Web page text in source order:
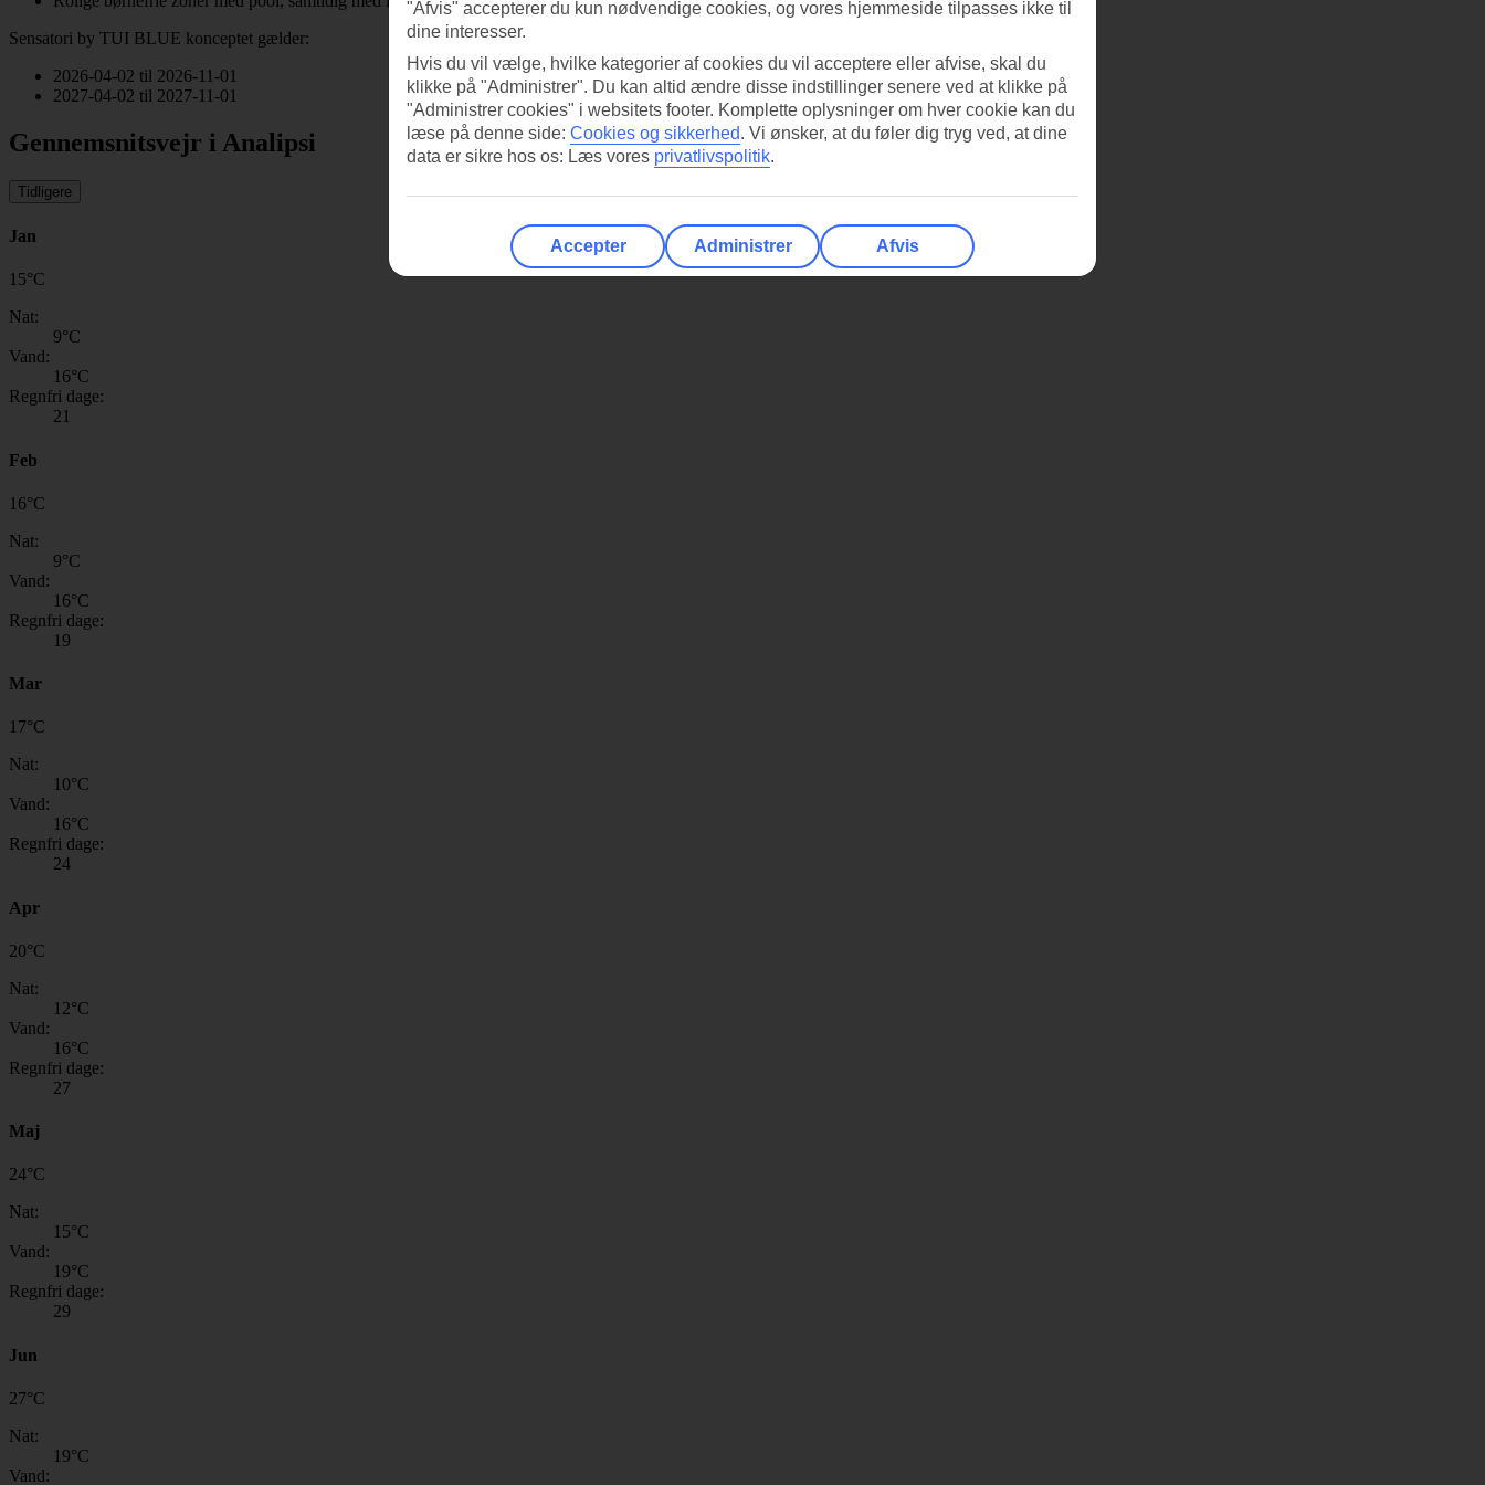
Sensatori by TUI BLUE konceptet gælder:
2026-04-02 til 2026-11-01
2027-04-02 til 2027-11-01
Gennemsnitsvejr i Analipsi
Tidligere
Jan
15°C
Nat:
9°C
Vand:
16°C
Regnfri dage:
21
Feb
16°C
Nat:
9°C
Vand:
16°C
Regnfri dage:
19
Mar
17°C
Nat:
10°C
Vand:
16°C
Regnfri dage:
24
Apr
20°C
Nat:
12°C
Vand:
16°C
Regnfri dage:
27
Maj
24°C
Nat:
15°C
Vand:
19°C
Regnfri dage:
29
Jun
27°C
Nat:
19°C
Vand:
"Afvis" accepterer du kun nødvendige cookies, og vores hjemmeside tilpasses ikke til
dine interesser.
Hvis du vil vælge, hvilke kategorier af cookies du vil acceptere eller afvise, skal du
klikke på "Administrer". Du kan altid ændre disse indstillinger senere ved at klikke på
"Administrer cookies" i websitets footer. Komplette oplysninger om hver cookie kan du
læse på denne side: Cookies og sikkerhed. Vi ønsker, at du føler dig tryg ved, at dine
data er sikre hos os: Læs vores privatlivspolitik.
Accepter Administrer Afvis